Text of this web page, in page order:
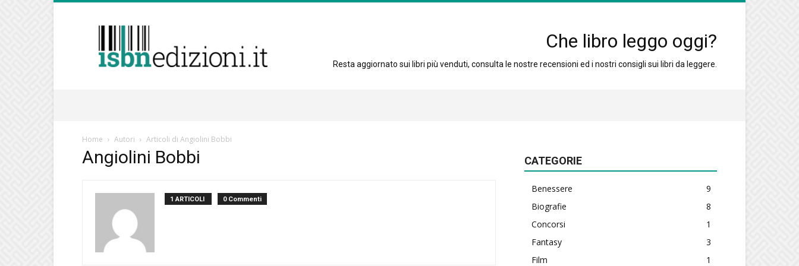
isbnedizioni.it
Che libro leggo oggi?
Resta aggiornato sui libri più venduti, consulta le nostre recensioni ed i nostri consigli sui libri da leggere.
Home Autori Articoli di Angiolini Bobbi
Angiolini Bobbi
1 ARTICOLI 0 Commenti
CATEGORIE
Benessere
9
Biografie
8
Concorsi
1
Fantasy
3
Film
1